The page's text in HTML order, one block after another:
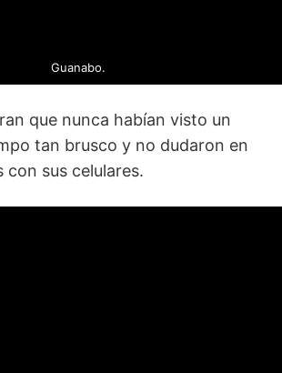
Guanabo.
que nunca habían visto un
tan brusco y no dudaron en
con sus celulares.